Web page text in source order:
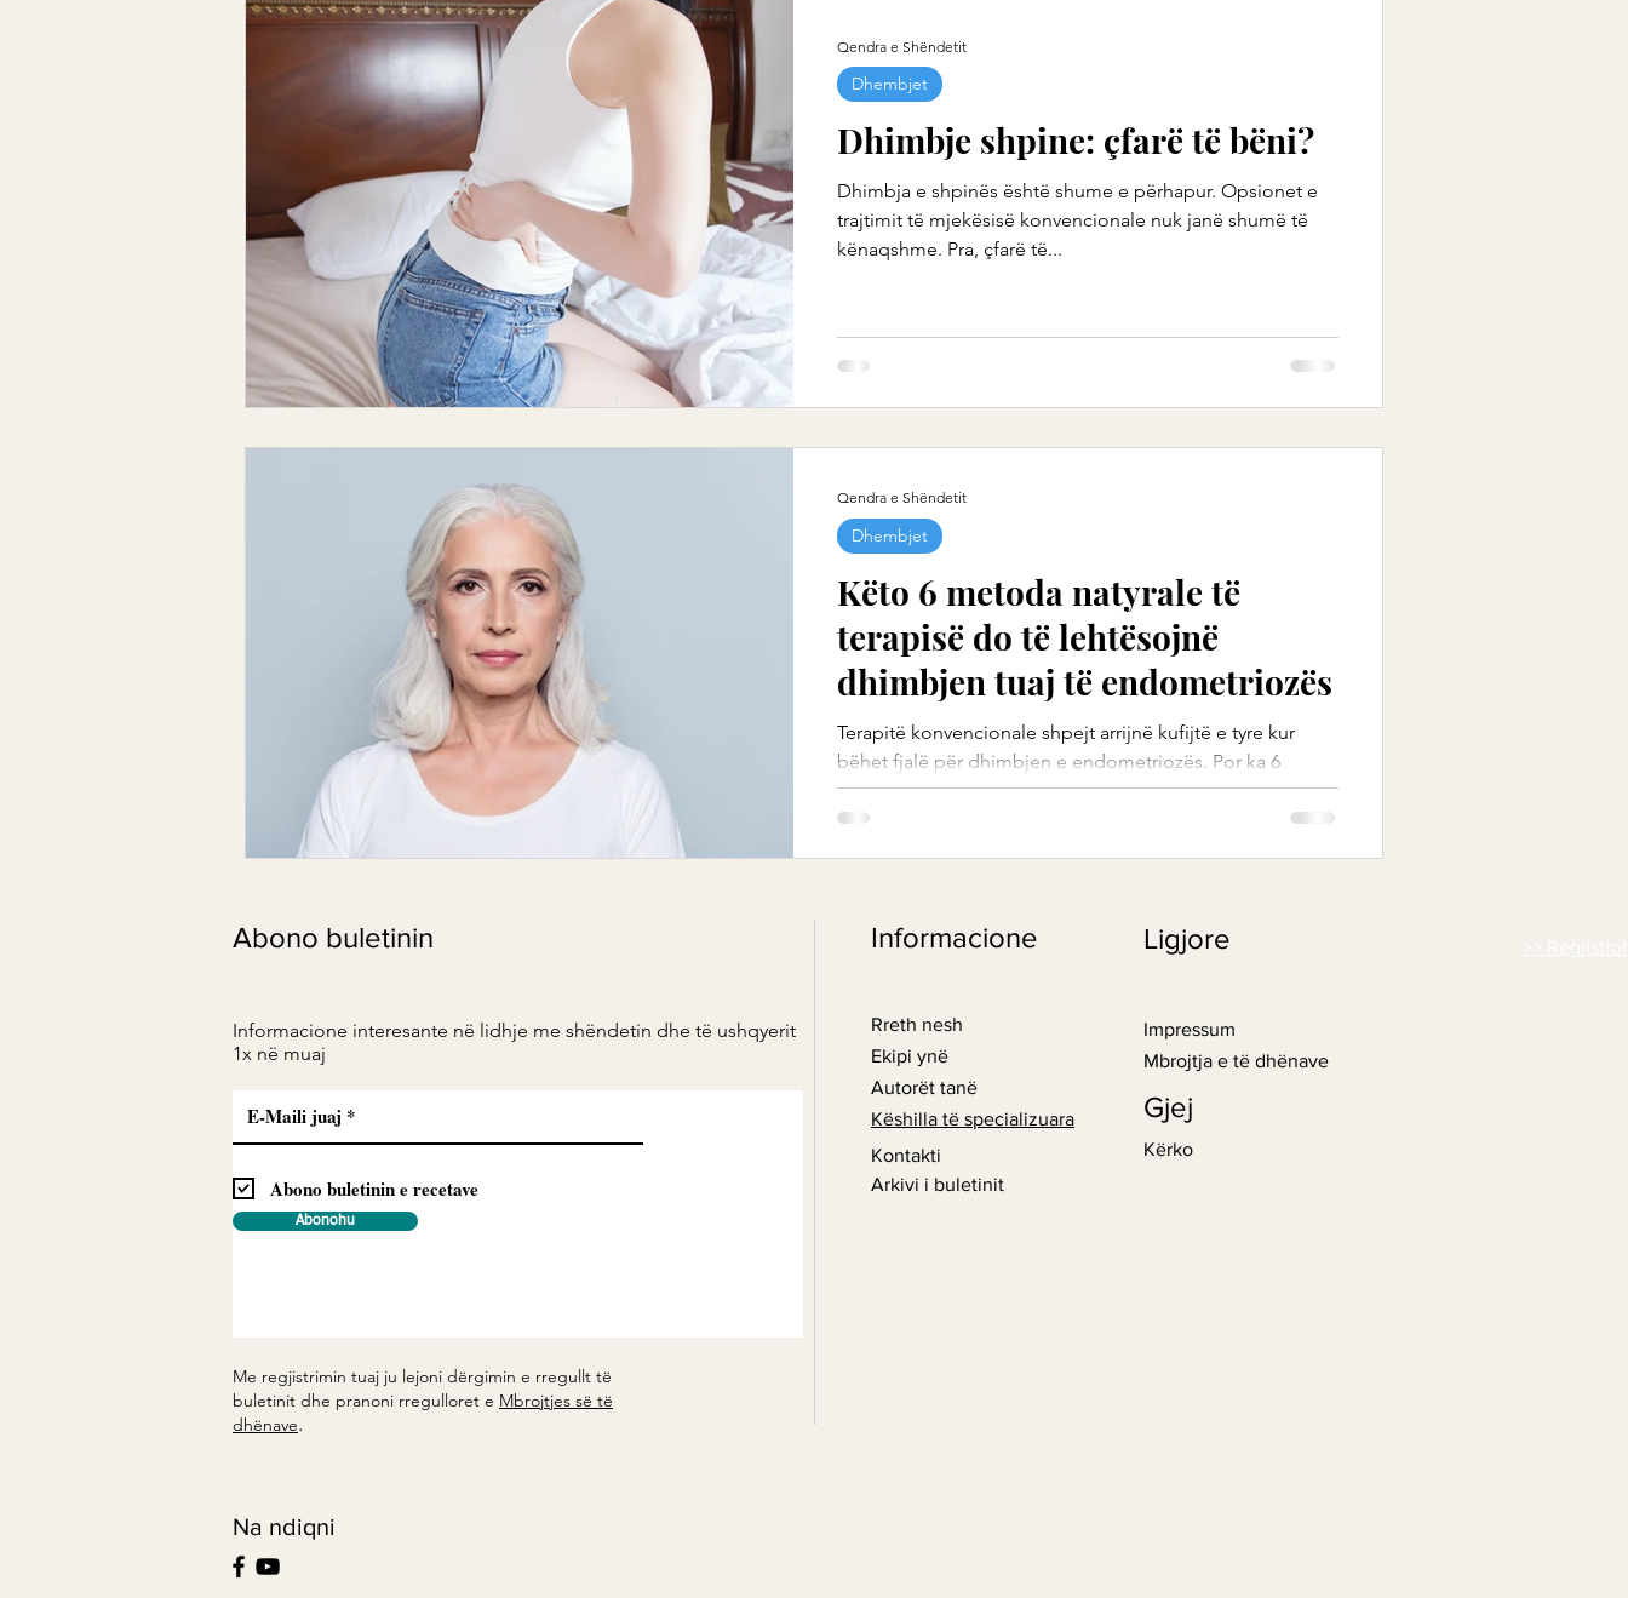
Dhimbje shpine: çfarë të bëni?
Dhimbja e shpinës është shume e përhapur. Opsionet e
trajtimit të mjekësisë konvencionale nuk janë shumë të
kënaqshme. Pra, çfarë të...
Dhembjet
Qendra e Shëndetit
Këto 6 metoda natyrale të
terapisë do të lehtësojnë
dhimbjen tuaj të endometriozës
Terapitë konvencionale shpejt arrijnë kufijtë e tyre kur
bëhet fjalë për dhimbjen e endometriozës. Por ka 6
metoda natyrale të terapisë...
Dhembjet
Qendra e Shëndetit
Abono buletinin
Informacione interesante në lidhje me shëndetin dhe të ushqyerit
1x në muaj
Abono buletinin e recetave
Abonohu
Me regjistrimin tuaj ju lejoni dërgimin e rregullt të
buletinit dhe pranoni rregulloret e Mbrojtjes së të
dhënave.
Informacione
Rreth nesh
Ekipi ynë
Autorët tanë
Këshilla të specializuara
Kontakti
Ligjore
Impressum
Mbrojtja e të dhënave
Gjej
Kërko
Arkivi i buletinit
Na ndiqni